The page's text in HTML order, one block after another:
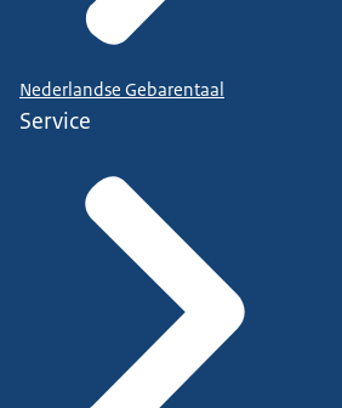
Nederlandse Gebarentaal
Service